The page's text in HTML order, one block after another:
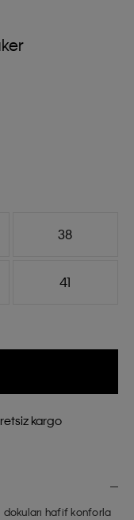
38
41
kargo
dokuları hafif konforla